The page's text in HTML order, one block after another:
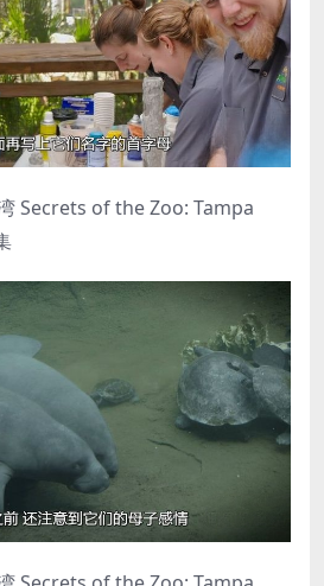
Secrets of the Zoo: Tampa